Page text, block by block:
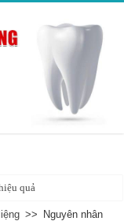
quả
>>
Nguyên nhân